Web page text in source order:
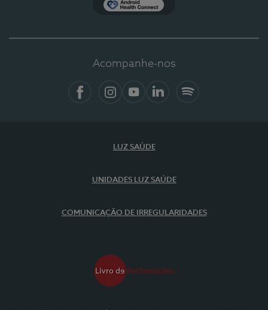
Acompanhe-nos
LUZ SAÚDE
UNIDADES LUZ SAÚDE
COMUNICAÇÃO DE IRREGULARIDADES